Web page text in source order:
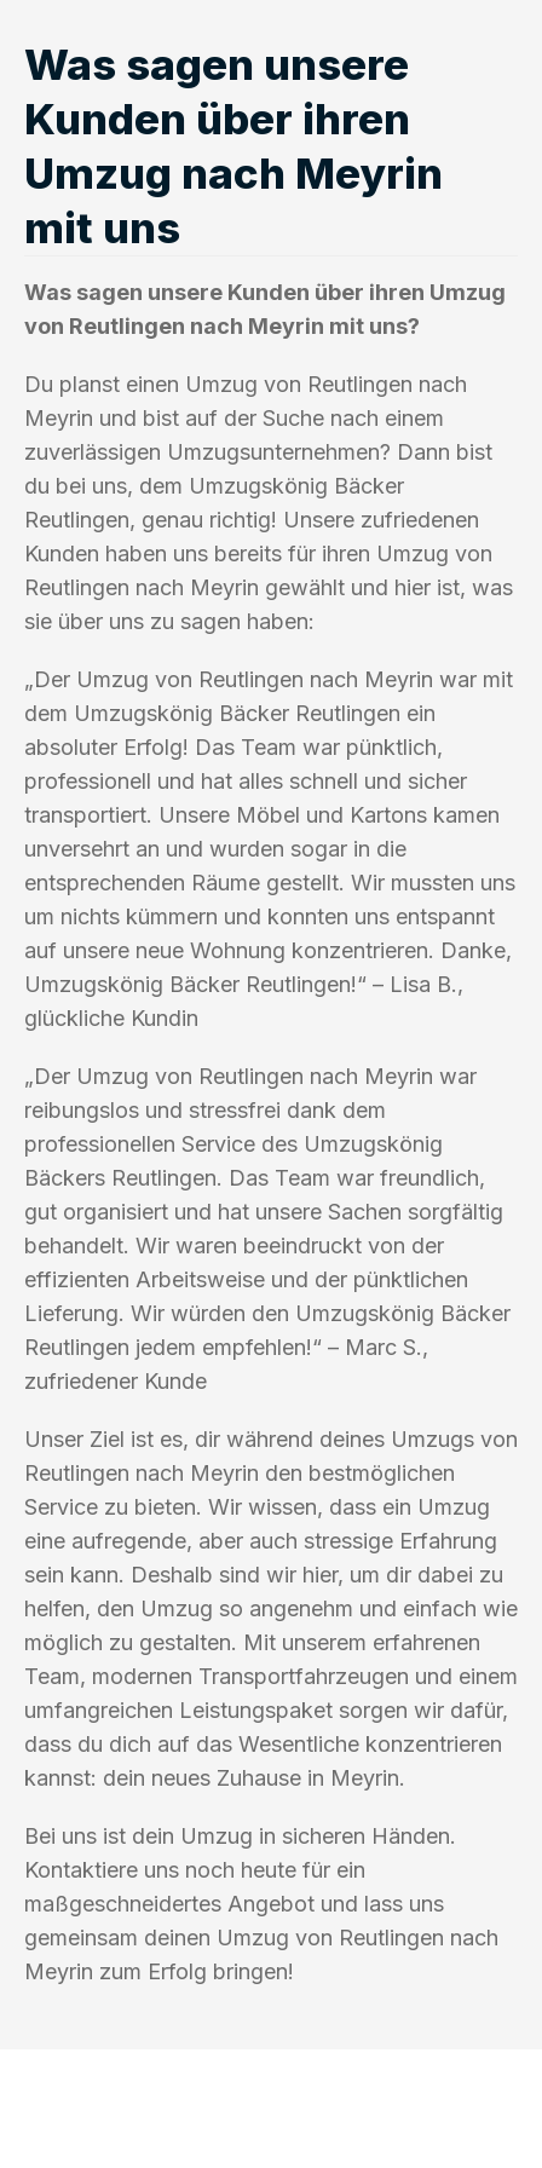
Was sagen unsere
Kunden über ihren
Umzug nach Meyrin
mit uns
Was sagen unsere Kunden über ihren Umzug
von Reutlingen nach Meyrin mit uns?
Du planst einen Umzug von Reutlingen nach
Meyrin und bist auf der Suche nach einem
zuverlässigen Umzugsunternehmen? Dann bist
du bei uns, dem Umzugskönig Bäcker
Reutlingen, genau richtig! Unsere zufriedenen
Kunden haben uns bereits für ihren Umzug von
Reutlingen nach Meyrin gewählt und hier ist, was
sie über uns zu sagen haben:
„Der Umzug von Reutlingen nach Meyrin war mit
dem Umzugskönig Bäcker Reutlingen ein
absoluter Erfolg! Das Team war pünktlich,
professionell und hat alles schnell und sicher
transportiert. Unsere Möbel und Kartons kamen
unversehrt an und wurden sogar in die
entsprechenden Räume gestellt. Wir mussten uns
um nichts kümmern und konnten uns entspannt
auf unsere neue Wohnung konzentrieren. Danke,
Umzugskönig Bäcker Reutlingen!“ – Lisa B.,
glückliche Kundin
„Der Umzug von Reutlingen nach Meyrin war
reibungslos und stressfrei dank dem
professionellen Service des Umzugskönig
Bäckers Reutlingen. Das Team war freundlich,
gut organisiert und hat unsere Sachen sorgfältig
behandelt. Wir waren beeindruckt von der
effizienten Arbeitsweise und der pünktlichen
Lieferung. Wir würden den Umzugskönig Bäcker
Reutlingen jedem empfehlen!“ – Marc S.,
zufriedener Kunde
Unser Ziel ist es, dir während deines Umzugs von
Reutlingen nach Meyrin den bestmöglichen
Service zu bieten. Wir wissen, dass ein Umzug
eine aufregende, aber auch stressige Erfahrung
sein kann. Deshalb sind wir hier, um dir dabei zu
helfen, den Umzug so angenehm und einfach wie
möglich zu gestalten. Mit unserem erfahrenen
Team, modernen Transportfahrzeugen und einem
umfangreichen Leistungspaket sorgen wir dafür,
dass du dich auf das Wesentliche konzentrieren
kannst: dein neues Zuhause in Meyrin.
Bei uns ist dein Umzug in sicheren Händen.
Kontaktiere uns noch heute für ein
maßgeschneidertes Angebot und lass uns
gemeinsam deinen Umzug von Reutlingen nach
Meyrin zum Erfolg bringen!